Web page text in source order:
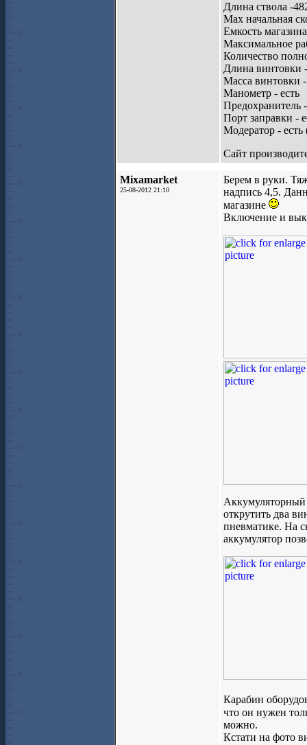
Длина ствола -
Мах начальная
Емкость
Максимальное
Количество
Длина винтовки
Масса винтовки
Манометр - есть
Предохранитель
Порт заправки -
Модератор - есть
Сайт
Mixamarket
25-08-2012 21:10
Берем в руки.
надпись 4,5.
магазине
Включение и
Аккумуляторный
открутить два
пневматике. На
аккумулятор
Карабин
что он нужен
можно.
Кстати на фото